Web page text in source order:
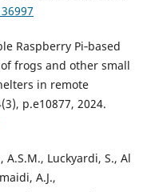
Raspberry Pi‐based
frogs and other small
in remote
p.e10877, 2024.
Luckyardi, S., Al
A.J.,